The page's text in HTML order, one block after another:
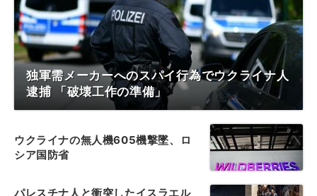
独軍需メーカーへのスパイ行為でウクライナ人
逮捕 「破壊工作の準備」
ウクライナの無人機605機撃墜、ロ
シア国防省
パレスチナ人と衝突したイスラエル